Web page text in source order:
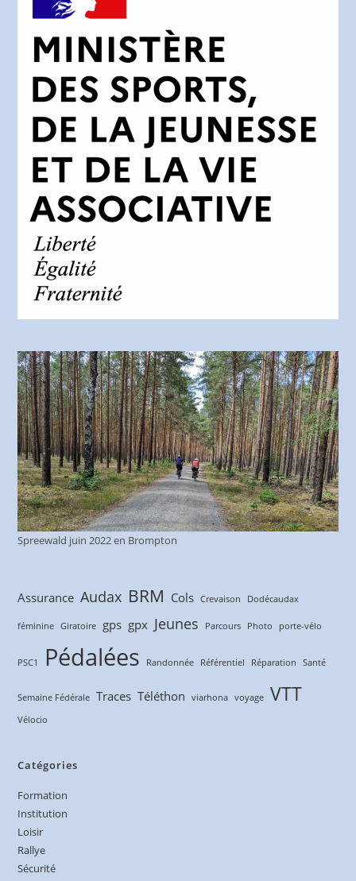
Spreewald juin 2022 en Brompton
Assurance Audax BRM Cols Crevaison Dodécaudax
féminine Giratoire gps gpx Jeunes Parcours Photo porte-vélo
PSC1 Pédalées Randonnée Référentiel Réparation Santé
Semaine Fédérale Traces Téléthon viarhona voyage VTT
Vélocio
Catégories
Formation
Institution
Loisir
Rallye
Sécurité